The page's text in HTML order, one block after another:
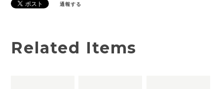
通報する
Related Items